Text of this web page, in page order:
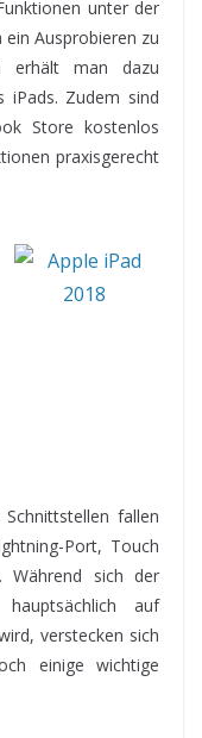
unter der
Ausprobieren zu
erhält man dazu
iPads. Zudem sind
Store kostenlos
praxisgerecht
fallen
Port, Touch
Während sich der
hauptsächlich auf
verstecken sich
einige wichtige